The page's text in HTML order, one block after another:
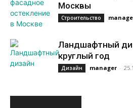
Москвы
Строительство
Ландшафтный
круглый год
Дизайн manager -